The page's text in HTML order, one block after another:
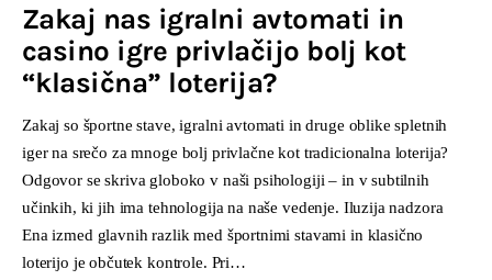
Zakaj nas igralni avtomati in
casino igre privlačijo bolj kot
“klasična” loterija?
Zakaj so športne stave, igralni avtomati in druge oblike spletnih
iger na srečo za mnoge bolj privlačne kot tradicionalna loterija?
Odgovor se skriva globoko v naši psihologiji – in v subtilnih
učinkih, ki jih ima tehnologija na naše vedenje. Iluzija nadzora
Ena izmed glavnih razlik med športnimi stavami in klasično
loterijo je občutek kontrole. Pri…